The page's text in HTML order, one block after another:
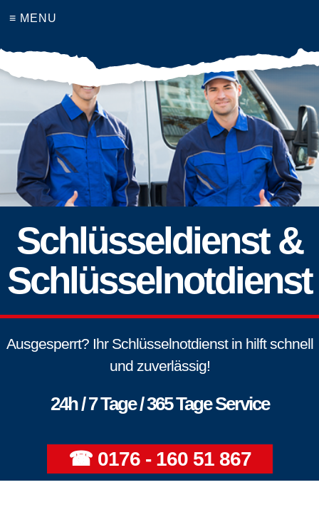
≡ MENU
Schlüsseldienst &
Schlüsselnotdienst
Ausgesperrt? Ihr Schlüsselnotdienst in hilft schnell
und zuverlässig!
24h / 7 Tage / 365 Tage Service
☎ 0176 - 160 51 867